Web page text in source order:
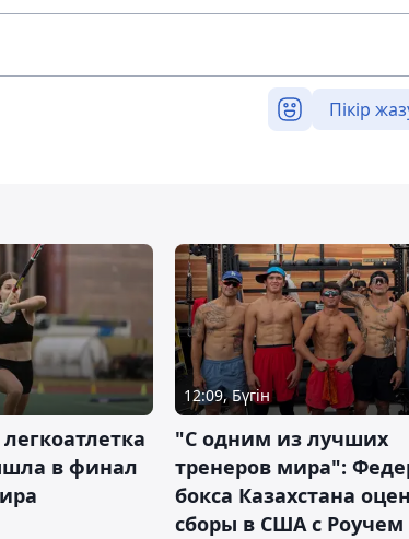
Пікір
в финал
12:09, Бүгін
"С одним из лучших
тренеров мира":
бокса Казахстана
сборы в США с Роучем